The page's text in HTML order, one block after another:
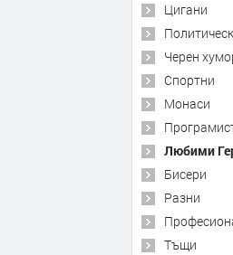
Цигани
Черен
Спортни
Монаси
Любими
Бисери
Разни
Тъщи